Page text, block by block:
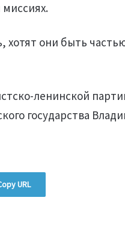
хотят они быть
ленинской
государства
URL